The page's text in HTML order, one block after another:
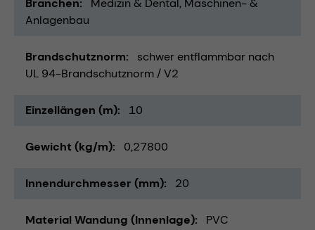
Branchen Medizin & Dental
Maschinen- &
Anlagenbau
Brandschutznorm
schwer entflammbar nach
UL 94-Brandschutznorm / V2
Einzellängen (m) 10
Gewicht (kg/m) 0,27800
Innendurchmesser (mm) 20
Material Wandung (Innenlage) PVC